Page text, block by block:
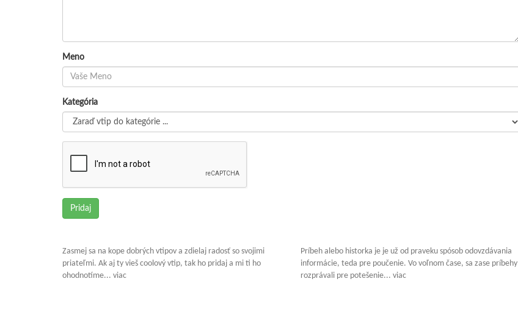
Meno
Kategória
Pridaj
Zasmej sa na kope dobrých vtipov a zdielaj radosť so svojimi
priateľmi. Ak aj ty vieš coolový vtip, tak ho pridaj a mi ti ho
ohodnotíme... viac
Príbeh alebo historka je je už od praveku spósob odovzdávania
informácie, teda pre poučenie. Vo voľnom čase, sa zase príbehy
rozprávali pre potešenie... viac